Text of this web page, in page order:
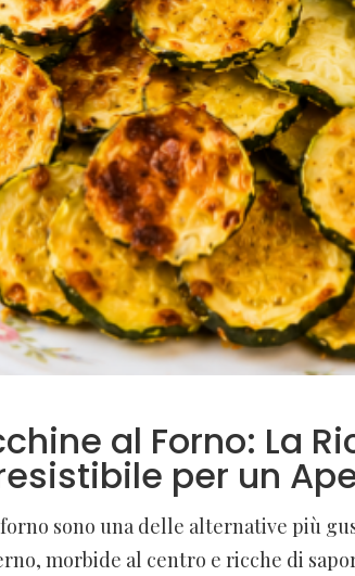
al Forno: La
per un
sono una delle alternative più
morbide al centro e ricche di